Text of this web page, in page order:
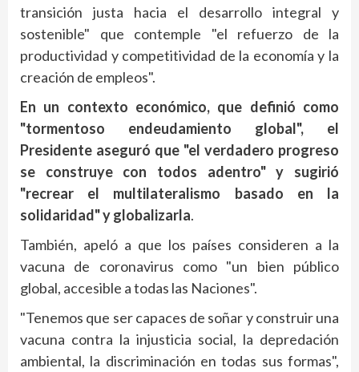
transición justa hacia el desarrollo integral y
sostenible" que contemple "el refuerzo de la
productividad y competitividad de la economía y la
creación de empleos".
En un contexto económico, que definió como
"tormentoso endeudamiento global", el
Presidente aseguró que "el verdadero progreso
se construye con todos adentro" y sugirió
"recrear el multilateralismo basado en la
solidaridad" y globalizarla.
También, apeló a que los países consideren a la
vacuna de coronavirus como "un bien público
global, accesible a todas las Naciones".
"Tenemos que ser capaces de soñar y construir una
vacuna contra la injusticia social, la depredación
ambiental, la discriminación en todas sus formas",